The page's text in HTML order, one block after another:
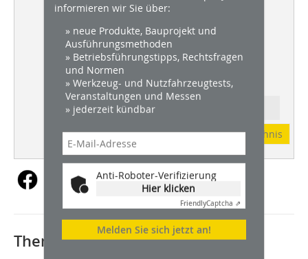
FASSADE Sanierputz versus
AUSBAU Innendämmputz macht
Altbau zu Kfw-75-Haus
Abonnement Inhaltsverzeichnis
informieren wir Sie über:
» neue Produkte, Bauprojekt und
Ausführungsmethoden
» Betriebsführungstipps, Rechtsfragen
und Normen
» Werkzeug- und Nutzfahrzeugtests,
Veranstaltungen und Messen
» jederzeit kündbar
Anti-Roboter-Verifizierung
Hier klicken
FriendlyCaptcha ⇗
Melden Sie sich jetzt an!
Thematisch passende Artikel: